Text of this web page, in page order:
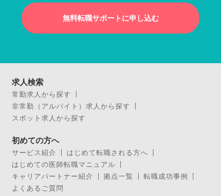
無料転職サポートに申し込む
求人検索
常勤求人から探す
非常勤（アルバイト）求人から探す
スポット求人から探す
初めての方へ
サービス紹介
はじめて転職される方へ
はじめての医師転職マニュアル
キャリアパートナー紹介
拠点一覧
転職成功事例
よくあるご質問